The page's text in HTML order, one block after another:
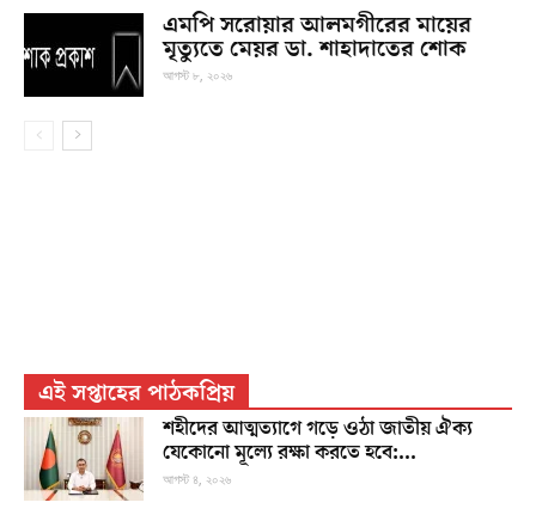
এমপি সরোয়ার আলমগীরের মায়ের
মৃত্যুতে মেয়র ডা. শাহাদাতের শোক
আগস্ট ৮, ২০২৬
এই সপ্তাহের পাঠকপ্রিয়
শহীদের আত্মত্যাগে গড়ে ওঠা জাতীয় ঐক্য
যেকোনো মূল্যে রক্ষা করতে হবে:...
আগস্ট ৪, ২০২৬